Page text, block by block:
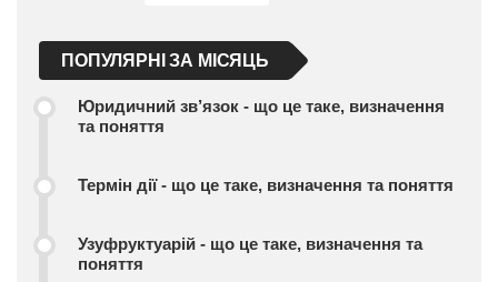
ПОПУЛЯРНІ ЗА МІСЯЦЬ
Юридичний зв’язок - що це таке, визначення
та поняття
Термін дії - що це таке, визначення та поняття
Узуфруктуарій - що це таке, визначення та
поняття